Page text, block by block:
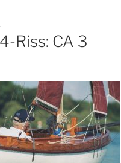
Riss: CA 3